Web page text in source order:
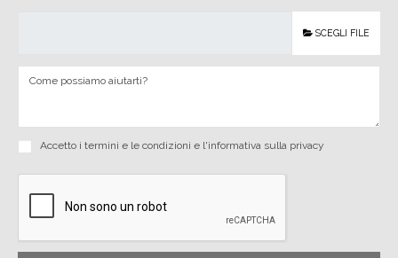
SCEGLI FILE
Accetto i termini e le condizioni e l'informativa sulla privacy